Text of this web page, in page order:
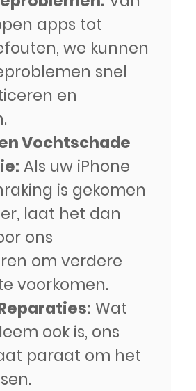
apps tot
we kunnen
snel
en
Vochtschade
Als uw iPhone
is gekomen
laat het dan
ons
om verdere
voorkomen.
Wat
ook is, ons
paraat om het